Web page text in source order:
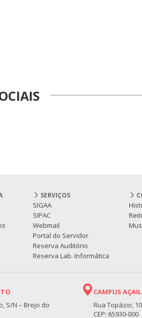
SERVIÇOS
SIGAA
SIPAC
Webmail
Portal do Servidor
Reserva Auditório
Reserva Lab. Informática
S/N – Brejo do
CAMPUS
Rua Topázio,
CEP: 65930-000